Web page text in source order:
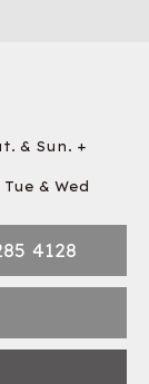
& Sun. +
& Wed
4128